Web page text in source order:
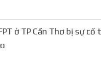
ở TP Cần Thơ bị sự cố